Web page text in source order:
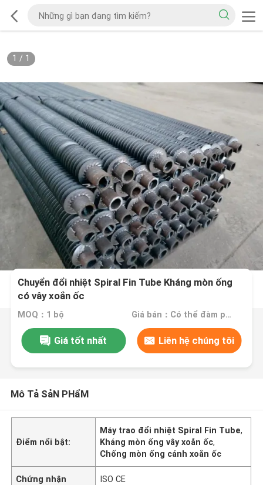
1 / 1
Chuyển đổi nhiệt Spiral Fin Tube Kháng mòn ống
có vây xoắn ốc
MOQ：1 bộ Giá bán：Có thể đàm phán
Giá tốt nhất Liên hệ chúng tôi
Mô Tả SảN PHẩM
Điểm nổi bật:
Máy trao đổi nhiệt Spiral Fin Tube,
Kháng mòn ống vây xoắn ốc,
Chống mòn ống cánh xoắn ốc
Chứng nhận ISO CE